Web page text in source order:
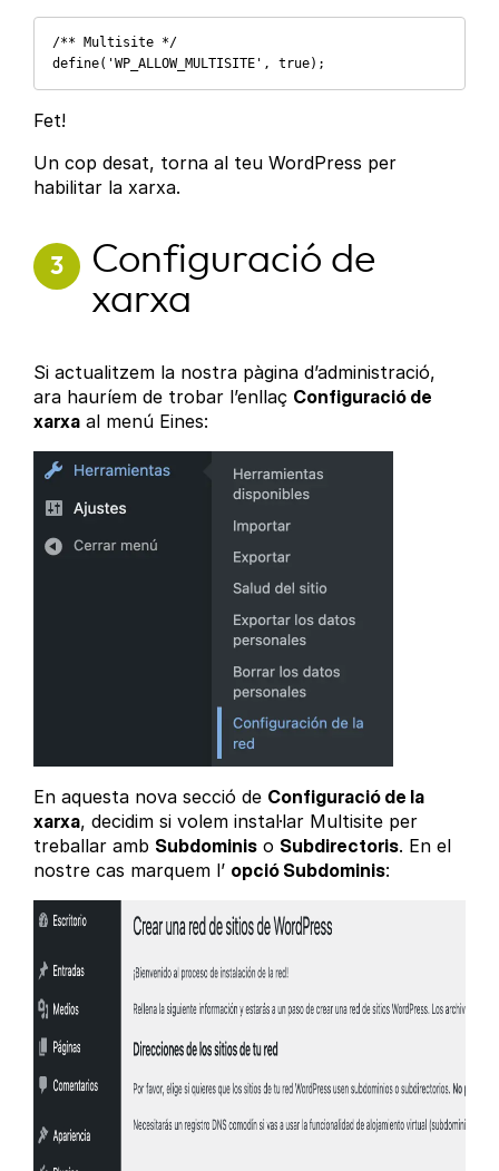
/** Multisite */
define('WP_ALLOW_MULTISITE', true);
Fet!
Un cop desat, torna al teu WordPress per
habilitar la xarxa.
3
Configuració de
xarxa
Si actualitzem la nostra pàgina d’administració,
ara hauríem de trobar l’enllaç Configuració de
xarxa al menú Eines:
En aquesta nova secció de Configuració de la
xarxa, decidim si volem instal·lar Multisite per
treballar amb Subdominis o Subdirectoris. En el
nostre cas marquem l’ opció Subdominis: